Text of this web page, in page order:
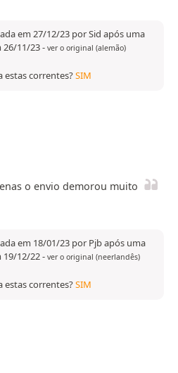
em 27/12/23 por Sid após uma
26/11/23- ver o original (alemão)
estas correntes?SIM
o envio demorou muito
em 18/01/23 por Pjb após uma
19/12/22- ver o original (neerlandês)
estas correntes?SIM